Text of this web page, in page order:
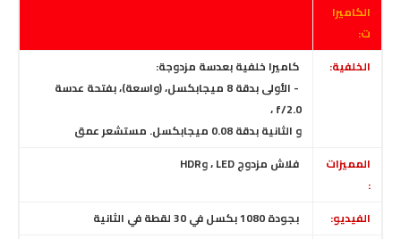
الكاميرا
ت:
الخلفية:
كاميرا خلفية بعدسة مزدوجة:
- الأولى بدقة 8 ميجابكسل،
(واسعة)، بفتحة عدسة
f/2.0 ،
و الثانية بدقة 0.08 ميجابكسل. مستشعر عمق
المميزات
:
فلاش مزدوج LED ، وHDR
الفيديو:
بجودة 1080 بكسل في 30 لقطة في الثانية